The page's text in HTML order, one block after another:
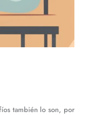
también lo son, por